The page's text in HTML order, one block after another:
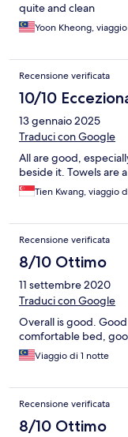
quite and clean
Yoon Kheong,
Recensione verificata
10/10
13 gennaio 2025
Traduci con Google
All are good,
beside it. Towels are
Tien Kwang, viaggio
Recensione verificata
8/10 Ottimo
11 settembre 2020
Traduci con Google
Overall is good.
comfortable bed,
Viaggio di 1 notte
Recensione verificata
8/10 Ottimo